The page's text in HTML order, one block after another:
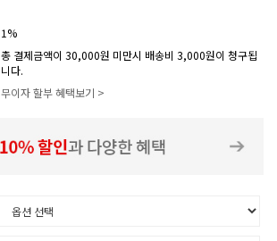
1%
총 결제금액이 30,000원 미만시 배송비 3,000원이 청구됩
니다.
무이자 할부 혜택보기 >